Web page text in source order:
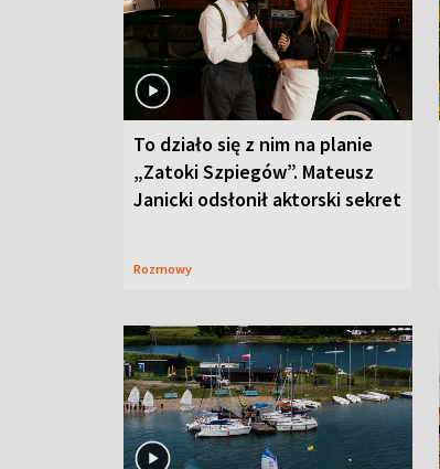
To działo się z nim na planie
„Zatoki Szpiegów”. Mateusz
Janicki odsłonił aktorski sekret
Rozmowy